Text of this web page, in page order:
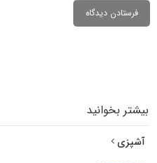
بیشتر بخوانید
آشپزی